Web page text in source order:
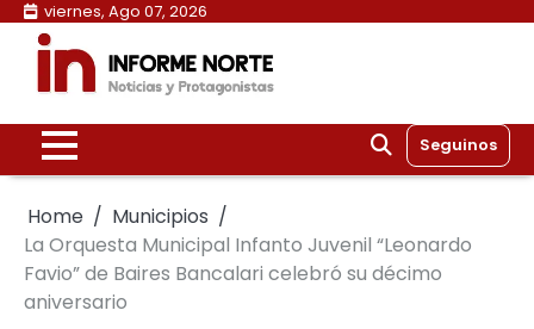
Skip
content
viernes, Ago 07, 2026
Seguinos
Home
Municipios
La Orquesta Municipal Infanto Juvenil “Leonardo
Favio” de Baires Bancalari celebró su décimo
aniversario